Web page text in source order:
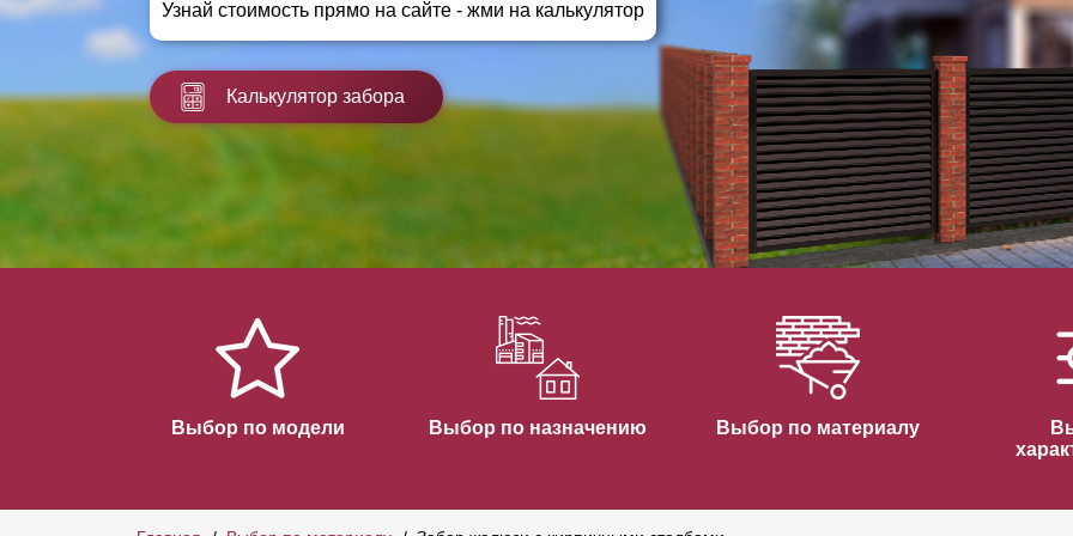
Заборы для дачи
Заборы и ограждения для школ
Забор на участок 10 соток
Горизонтальные заборы
Высокие заборы
Красивые, дизайнерские заборы
ВЫБОР ПО СПОСОБУ МОНТАЖА
Заборы под ключ
Готовые заборы
Быстровозводимые заборы
Узнай стоимость прямо на сайте - жми на калькулятор
Калькулятор забора
Выбор по модели Выбор по назначению Выбор по материалу